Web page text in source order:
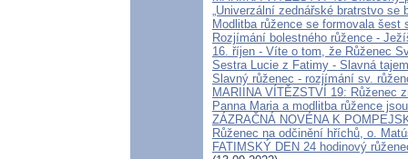
„Univerzální zednářské bratrstvo se
Modlitba růžence se formovala šest
Rozjímání bolestného růžence -
16. říjen - Víte o tom, že Růženec
Sestra Lucie z Fatimy - Slavná
Slavný růženec - rozjímání sv.
MARIINA VÍTĚZSTVÍ 19: Růženec
Panna Maria a modlitba růžence
ZÁZRAČNÁ NOVÉNA K
Růženec na odčinění hříchů, o.
FATIMSKÝ DEN 24 hodinový